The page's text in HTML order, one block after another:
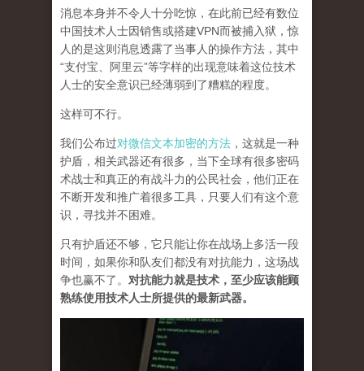
消息本身并不令人十分吃惊，在此前已经有数位
中国技术人士因销售或搭建VPN而被捕入狱，惊
人的是这则消息透露了当事人的操作方法，其中
“支付宝、阿里云”等字样的出现意味着这位技术
人士的安全意识已经薄弱到了糟糕的程度。
这样可不行。
我们公布过对微信文本加密的方法 ，这就是一种
护盾，相关武器还有很多，当下全球有很多密码
术战士和真正的有战斗力的公民社会，他们正在
不断开发和推广着很多工具，只要人们有这个意
识，寻找并不困难。
只有护盾还不够，它只能让你在战场上多活一段
时间，如果你和队友们都没有对抗能力，这场战
争也赢不了。 对抗能力就是技术，至少应该能顾
熟练使用技术人士所提供的最新武器。